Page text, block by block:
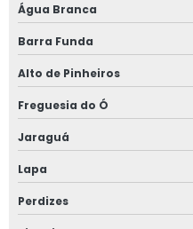
Empada para festa de aniversário
Empada de carne seca
Empadinha de frango
Empada de palmito
Empada para festa
Água Branca
Barra Funda
Alto de Pinheiros
Freguesia do Ó
Jaraguá
Lapa
Perdizes